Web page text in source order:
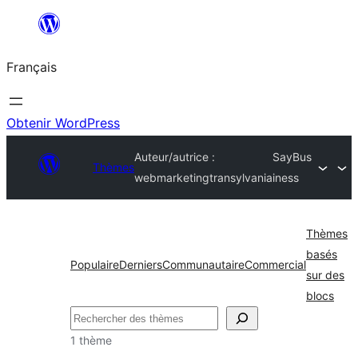
contenu
Français
Obtenir WordPress
Thèmes
Auteur/autrice :
webmarketingtransylvania
SayBus
iness
PopulaireDerniersCommunautaireCommercial
Thèmes
basés
sur des
blocs
Rechercher
1 thème